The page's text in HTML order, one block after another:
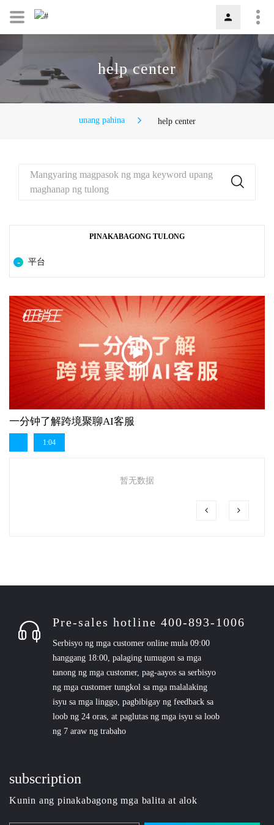
help center
unang pahina help center
Mangyaring magpasok ng mga keyword upang
maghanap ng tulong
PINAKABAGONG TULONG
平台
一分钟了解跨境聚聊AI客服
1:04
暂无数据
Pre-sales hotline 400-893-1006
Serbisyo ng mga customer online mula 09:00
hanggang 18:00, palaging tumugon sa mga
tanong ng mga customer, pag-aayos sa serbisyo
ng mga customer tungkol sa mga malalaking
isyu sa mga linggo, pagbibigay ng feedback sa
loob ng 24 oras, at paglutas ng mga isyu sa loob
ng 7 araw ng trabaho
subscription
Kunin ang pinakabagong mga balita at alok